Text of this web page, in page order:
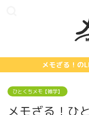
メモざる！の
ひとくちメモ【雑学】
メモざる！ひ